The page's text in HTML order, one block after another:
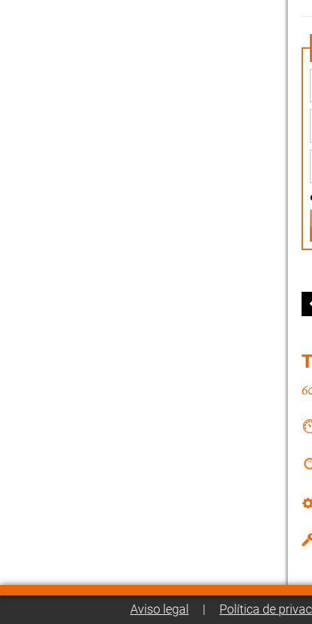
Aviso legal | Política de